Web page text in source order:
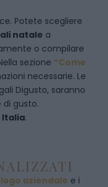
Potete scegliere
natale a
o compilare
sezione “Come
necessarie. Le
Digusto, saranno
gusto.
Italia.
aziendale e i